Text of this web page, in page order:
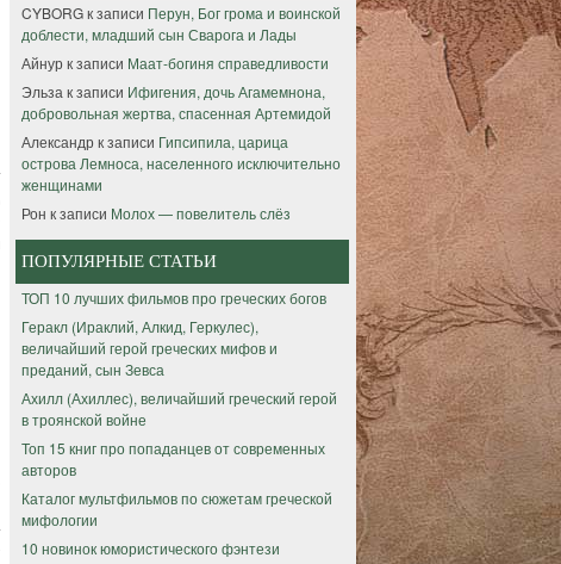
CYBORGк записи Перун, Бог грома и воинской
доблести, младший сын Сварога и Лады
Айнурк записи Маат-богиня справедливости
Эльза к записи Ифигения, дочь Агамемнона,
добровольная жертва, спасенная Артемидой
Александрк записи Гипсипила, царица
острова Лемноса, населенного исключительно
женщинами
Рон к записи Молох — повелитель слёз
ПОПУЛЯРНЫЕ СТАТЬИ
ТОП 10 лучших фильмов про греческих богов
Геракл (Ираклий, Алкид, Геркулес),
величайший герой греческих мифов и
преданий, сын Зевса
Ахилл (Ахиллес), величайший греческий герой
в троянской войне
Топ 15 книг про попаданцев от современных
авторов
Каталог мультфильмов по сюжетам греческой
мифологии
10 новинок юмористического фэнтези